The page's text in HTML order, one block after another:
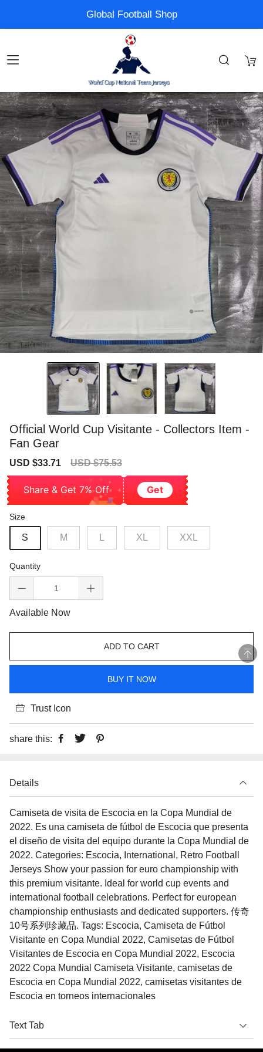
Global Football Shop
Official World Cup Visitante - Collectors Item -
Fan Gear
Sale
USD $33.71
Regular
USD $75.53
Share & Get 7% Off Get
Size
S M XL XXL
Quantity
Available Now
ADD TO CART
BUY IT NOW
Trust Icon
share this:
Details
Camiseta de visita de Escocia en la Copa Mundial de
2022. Es una camiseta de fútbol de Escocia que presenta
el diseño de visita del equipo durante la Copa Mundial de
2022. Categories: Escocia, International, Retro Football
Jerseys Show your passion for euro championship with
this premium visitante. Ideal for world cup events and
international football celebrations. Perfect for european
championship enthusiasts and dedicated supporters. 传奇
10号系列珍藏品. Tags: Escocia, Camiseta de Fútbol
Visitante en Copa Mundial 2022, Camisetas de Fútbol
Visitantes de Escocia en Copa Mundial 2022, Escocia
2022 Copa Mundial Camiseta Visitante, camisetas de
Escocia en Copa Mundial 2022, camisetas visitantes de
Escocia en torneos internacionales
Text Tab